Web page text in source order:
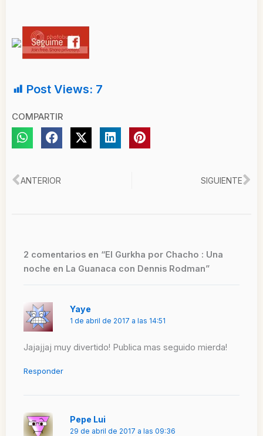
Post Views: 7
COMPARTIR
Ant
ANTERIOR SIGUIENTE
2 comentarios en “El Gurkha por Chacho : Una
noche en La Guanaca con Dennis Rodman”
Yaye
1 de abril de 2017 a las 14:51
Jajajjaj muy divertido! Publica mas seguido mierda!
Responder
Pepe Lui
29 de abril de 2017 a las 09:36